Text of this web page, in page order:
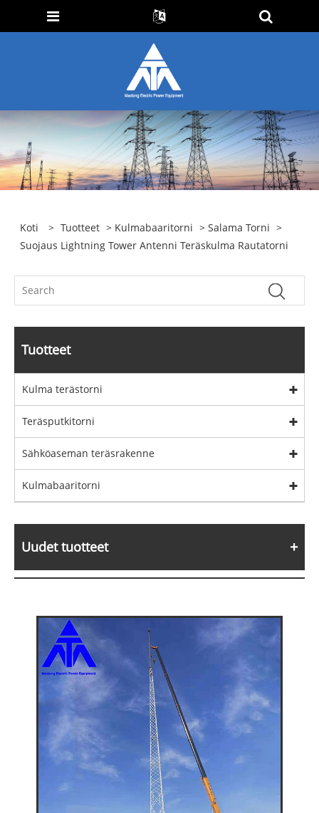
Koti > Tuotteet > Kulmabaaritorni >Salama Torni >
Suojaus Lightning Tower Antenni Teräskulma Rautatorni
Tuotteet
Kulma terästorni
Teräsputkitorni
Sähköaseman teräsrakenne
Kulmabaaritorni
Uudet tuotteet